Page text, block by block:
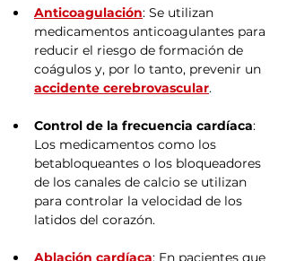
Anticoagulación: Se utilizan
medicamentos anticoagulantes para
reducir el riesgo de formación de
coágulos y, por lo tanto, prevenir un
accidente cerebrovascular.
Control de la frecuencia cardíaca:
Los medicamentos como los
betabloqueantes o los bloqueadores
de los canales de calcio se utilizan
para controlar la velocidad de los
latidos del corazón.
Ablación cardíaca: En pacientes que